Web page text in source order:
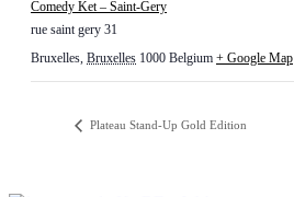
Comedy Ket – Saint-Gery
rue saint gery 31
Bruxelles, Bruxelles 1000 Belgium + Google Map
Plateau Stand-Up Gold Edition